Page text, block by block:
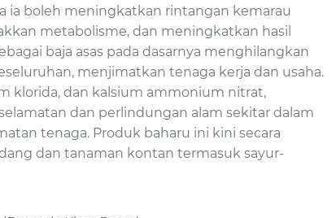
ia boleh meningkatkan rintangan kemarau
metabolisme, dan meningkatkan hasil
baja asas pada dasarnya menghilangkan
menjimatkan tenaga kerja dan usaha.
klorida, dan kalsium ammonium nitrat,
dan perlindungan alam sekitar dalam
tenaga. Produk baharu ini kini secara
dan tanaman kontan termasuk sayur-